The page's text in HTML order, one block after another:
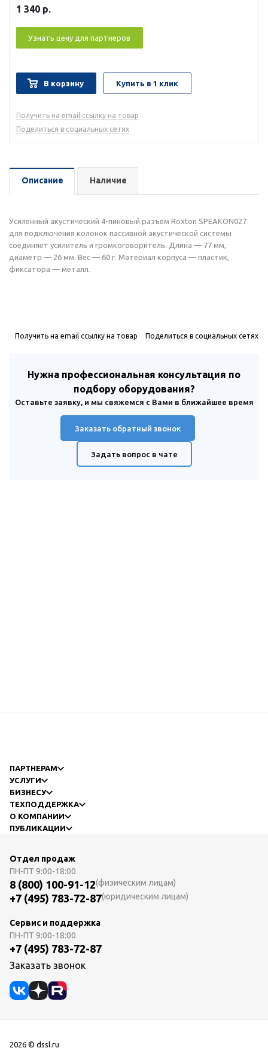
1 340 р.
Узнать цену для партнеров
В корзину Купить в 1 клик
Получить на email ссылку на товар
Поделиться в социальных сетях
Описание Наличие
Усиленный акустический 4-пиновый разъем Roxton SPEAKON027
для подключения колонок пассивной акустической системы
соединяет усилитель и громкоговоритель. Длина — 77 мм,
диаметр — 26 мм. Вес — 60 г. Материал корпуса — пластик,
фиксатора — металл.
Получить на email ссылку на товар Поделиться в социальных сетях
Нужна профессиональная консультация по
подбору оборудования?
Оставьте заявку, и мы свяжемся с Вами в ближайшее время
Заказать обратный звонок
Задать вопрос в чате
ПАРТНЕРАМ
УСЛУГИ
БИЗНЕСУ
ТЕХПОДДЕРЖКА
О КОМПАНИИ
ПУБЛИКАЦИИ
Отдел продаж
ПН-ПТ 9:00-18:00
8 (800) 100-91-12(физическим лицам)
+7 (495) 783-72-87(юридическим лицам)
Сервис и поддержка
ПН-ПТ 9:00-18:00
+7 (495) 783-72-87
Заказать звонок
2026 © dssl.ru